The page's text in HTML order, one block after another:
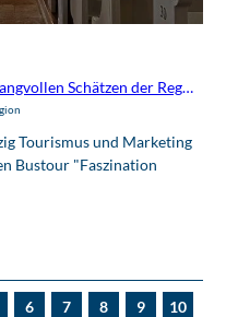
Faszination Orgel: Bustour zu klangvollen Schätzen der Region Leipzig
Tourismus und Marketing
Bustour "Faszination
6 7 8 9
10